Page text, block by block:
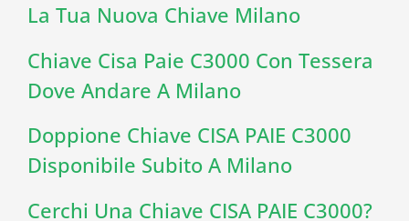
La Tua Nuova Chiave Milano
Chiave Cisa Paie C3000 Con Tessera
Dove Andare A Milano
Doppione Chiave CISA PAIE C3000
Disponibile Subito A Milano
Cerchi Una Chiave CISA PAIE C3000?